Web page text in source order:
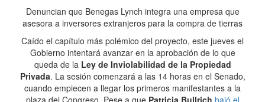
Denuncian que Benegas Lynch integra una empresa que
asesora a inversores extranjeros para la compra de tierras
Caído el capítulo más polémico del proyecto, este jueves el
Gobierno intentará avanzar en la aprobación de lo que
queda de la Ley de Inviolabilidad de la Propiedad
Privada. La sesión comenzará a las 14 horas en el Senado,
cuando empiecen a llegar los primeros manifestantes a la
plaza del Congreso. Pese a que Patricia Bullrich bajó el